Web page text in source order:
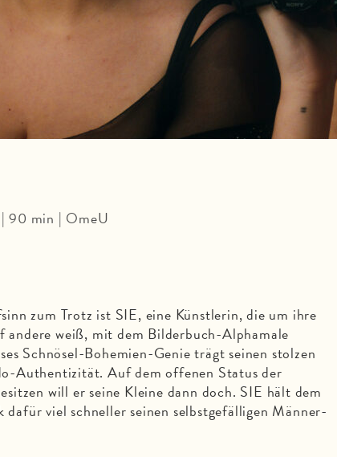
90 min | OmeU
zum Trotz ist SIE, eine Künstlerin, die um ihre
andere weiß, mit dem Bilderbuch-Alphamale
Schnösel-Bohemien-Genie trägt seinen stolzen
Authentizität. Auf dem offenen Status der
will er seine Kleine dann doch. SIE hält dem
dafür viel schneller seinen selbstgefälligen Männer-